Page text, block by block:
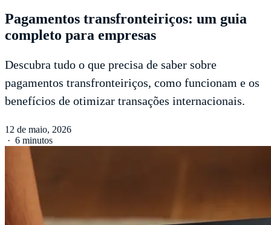
Pagamentos transfronteiriços: um guia
completo para empresas
Descubra tudo o que precisa de saber sobre
pagamentos transfronteiriços, como funcionam e os
benefícios de otimizar transações internacionais.
12 de maio, 2026
· 6 minutos